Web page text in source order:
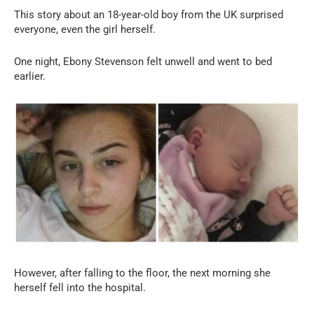
This story about an 18-year-old boy from the UK surprised
everyone, even the girl herself.
One night, Ebony Stevenson felt unwell and went to bed
earlier.
However, after falling to the floor, the next morning she
herself fell into the hospital.